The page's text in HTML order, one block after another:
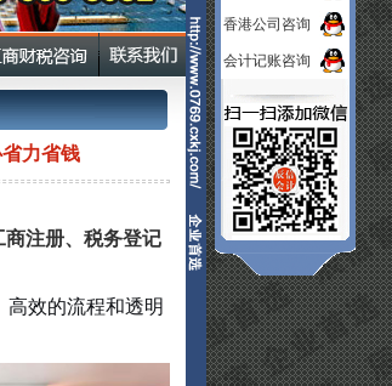
力省钱
商注册、税务登记
高效的流程和透明
香港公司咨询
会计记账咨询